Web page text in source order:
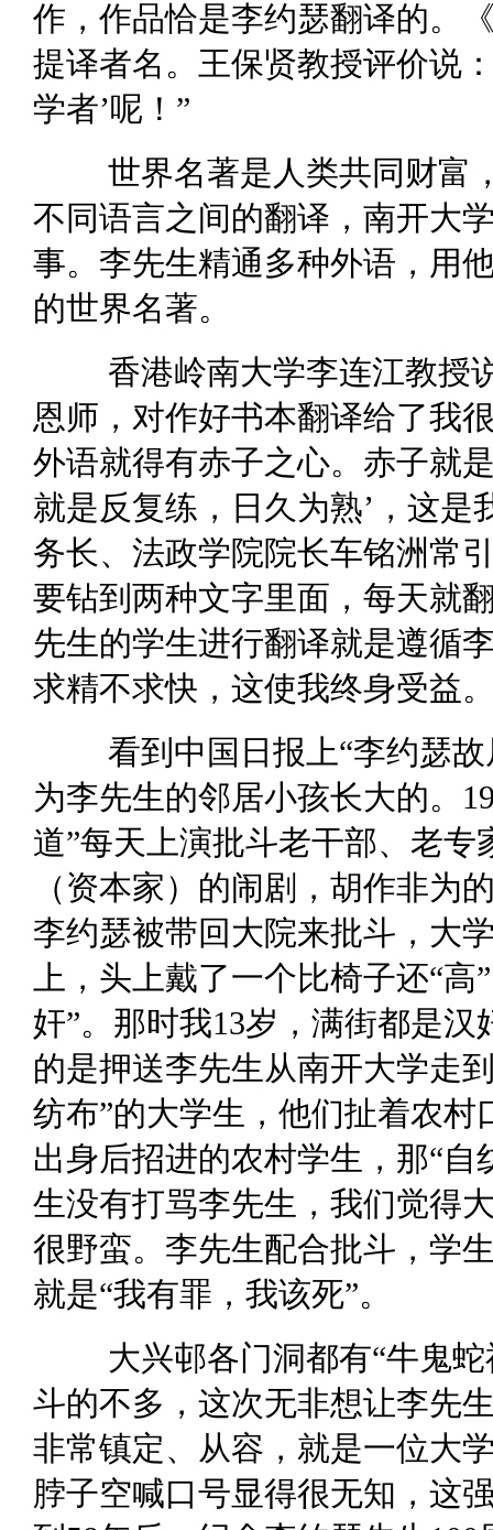
作，作品恰是李约瑟翻译的。
提译者名。王保贤教授评价说
学者’呢！”
世界名著是人类共同财富
不同语言之间的翻译，南开大
事。李先生精通多种外语，用
的世界名著。
香港岭南大学李连江教授
恩师，对作好书本翻译给了我
外语就得有赤子之心。赤子就
就是反复练，日久为熟’，这
务长、法政学院院长车铭洲常
要钻到两种文字里面，每天就
先生的学生进行翻译就是遵循
求精不求快，这使我终身受益
看到中国日报上“李约瑟
为李先生的邻居小孩长大的。
道”每天上演批斗老干部、老
（资本家）的闹剧，胡作非为
李约瑟被带回大院来批斗，大
上，头上戴了一个比椅子还“
奸”。那时我13岁，满街都是
的是押送李先生从南开大学走
纺布”的大学生，他们扯着农
出身后招进的农村学生，那“
生没有打骂李先生，我们觉得
很野蛮。李先生配合批斗，学
就是“我有罪，我该死”。
大兴邨各门洞都有“牛鬼
斗的不多，这次无非想让李先
非常镇定、从容，就是一位大
脖子空喊口号显得很无知，这